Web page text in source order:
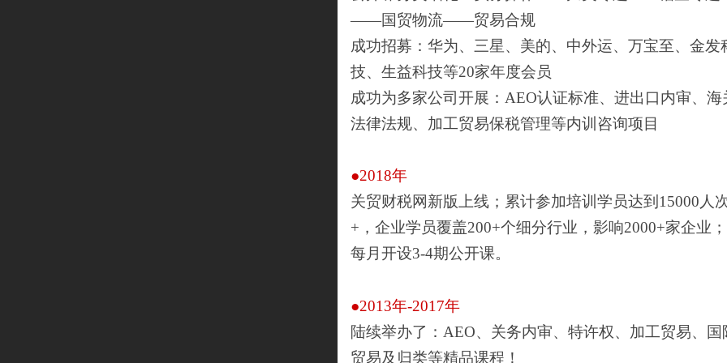
——国贸物流——贸易合规
成功招募：华为、三星、美的、中外运、万宝至、金发
技、生益科技等20家年度会员
成功为多家公司开展：AEO认证标准、进出口内审、海
法律法规、加工贸易保税管理等内训咨询项目
●2018年
关贸财税网新版上线；累计参加培训学员达到15000人
+，企业学员覆盖200+个细分行业，影响2000+家企业；
每月开设3-4期公开课。
●2013年-2017年
陆续举办了：AEO、关务内审、特许权、加工贸易、国
贸易及归类等精品课程！